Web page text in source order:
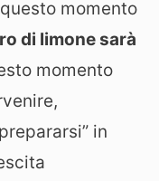
momento
di limone sarà
momento
in